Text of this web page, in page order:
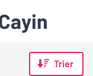
Trier